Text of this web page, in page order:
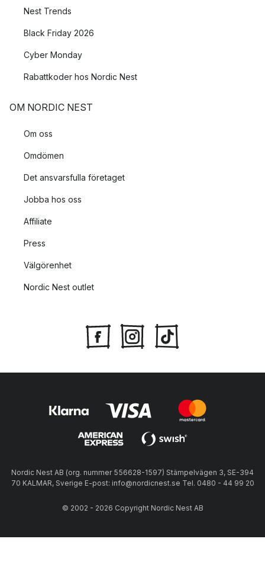
Nest Trends
Black Friday 2026
Cyber Monday
Rabattkoder hos Nordic Nest
OM NORDIC NEST
Om oss
Omdömen
Det ansvarsfulla företaget
Jobba hos oss
Affiliate
Press
Välgörenhet
Nordic Nest outlet
Nordic Nest AB (org. nummer 556628-1597) Stämpelvägen 3, SE-394
70 KALMAR, Sverige E-post: info@nordicnest.se Tel. 0480 - 44 99 20
© 2002 - 2026 Copyright Nordic Nest AB